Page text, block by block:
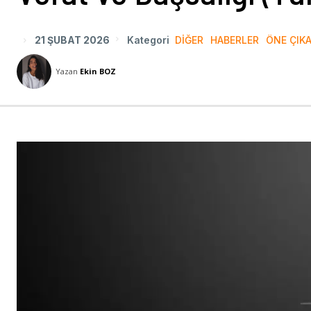
21 ŞUBAT 2026 Kategori DIĞER HABERLER ÖNE
Yazan Ekin BOZ